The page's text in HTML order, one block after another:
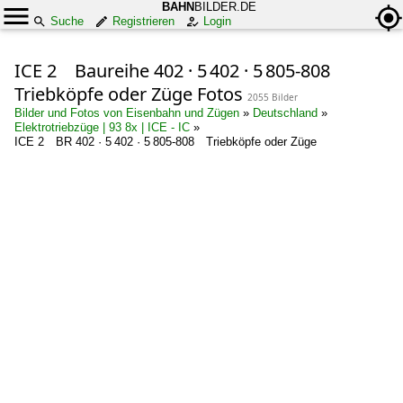
BAHN BILDER.DE
Suche
Registrieren Login
ICE 2 Baureihe 402 · 5 402 · 5 805-808
Triebköpfe oder Züge Fotos 2055 Bilder
Bilder und Fotos von Eisenbahn und Zügen » Deutschland »
Elektrotriebzüge | 93 8x | ICE - IC »
ICE 2 BR 402 · 5 402 · 5 805-808 Triebköpfe oder Züge